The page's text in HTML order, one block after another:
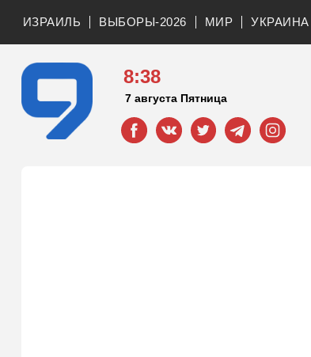
ИЗРАИЛЬ ВЫБОРЫ-2026 МИР УКРАИНА
8:38
7 августа Пятница